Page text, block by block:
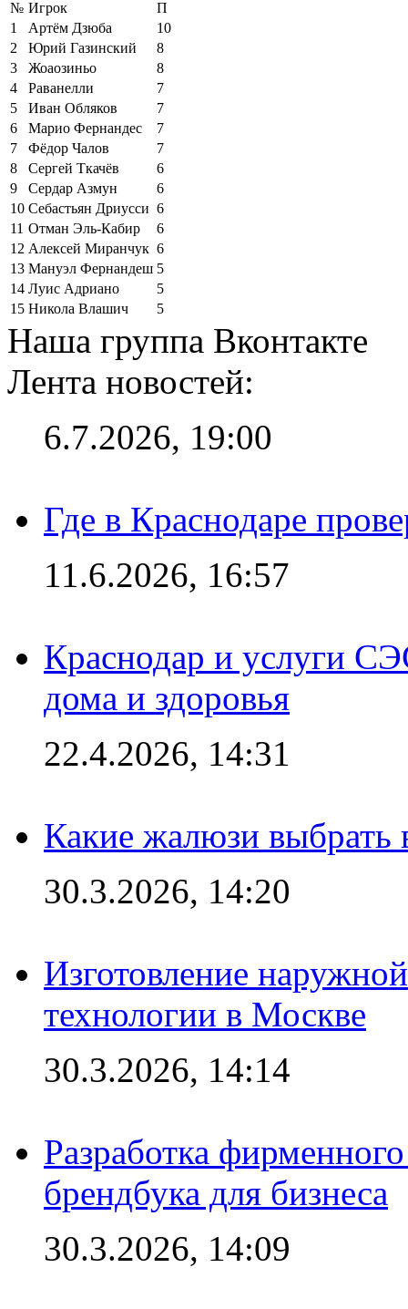
№ Игрок
П
1
Артём Дзюба
10
2
Юрий Газинский
8
3
Жоаозиньо
8
4
Раванелли
7
5
Иван Обляков
7
6
Марио Фернандес
7
7
Фёдор Чалов
7
8
Сергей Ткачёв
6
9
Сердар Азмун
6
10 Себастьян Дриусси 6
11 Отман Эль-Кабир
6
12 Алексей Миранчук 6
13 Мануэл Фернандеш 5
14 Луис Адриано
5
15 Никола Влашич 5
Наша группа Вконтакте
Лента новостей:
6.7.2026, 19:00
Где в Краснодаре
11.6.2026, 16:57
Краснодар и услуги
дома и здоровья
22.4.2026, 14:31
Какие жалюзи выбрать
30.3.2026, 14:20
Изготовление
технологии в Москве
30.3.2026, 14:14
Разработка
брендбука для бизнеса
30.3.2026, 14:09